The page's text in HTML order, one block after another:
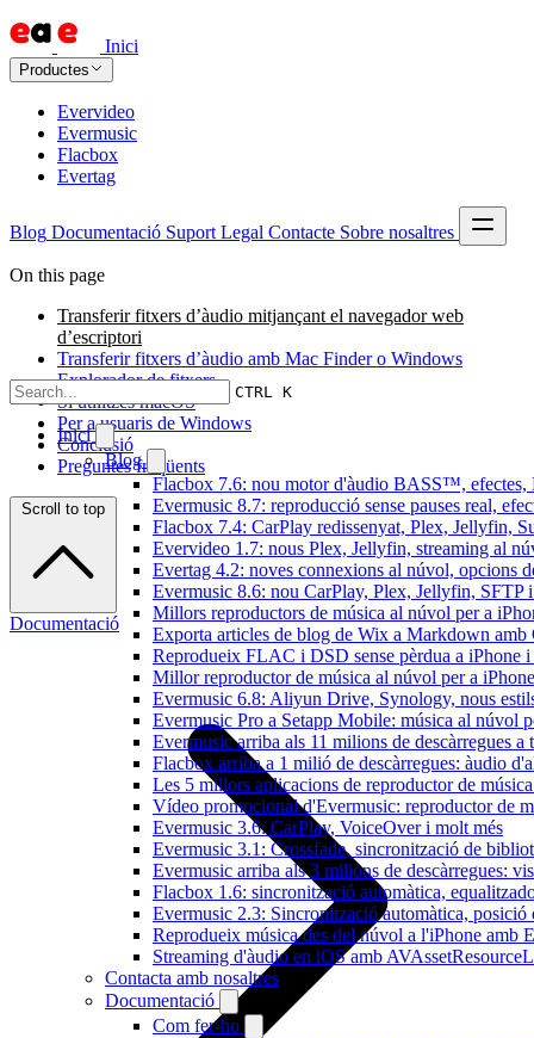
Inici
Productes
Evervideo
Evermusic
Flacbox
Evertag
Blog Documentació Suport Legal Contacte Sobre nosaltres
CTRL K
Inici
Blog
Flacbox 7.6: nou motor d'àudio BASS™, efectes,
Evermusic 8.7: reproducció sense pauses real,
Flacbox 7.4: CarPlay redissenyat, Plex, Jellyfin,
Evervideo 1.7: nous Plex, Jellyfin, streaming al
Evertag 4.2: noves connexions al núvol, opcions
Evermusic 8.6: nou CarPlay, Plex, Jellyfin, SFTP
Millors reproductors de música al núvol per a
Exporta articles de blog de Wix a Markdown
Reprodueix FLAC i DSD sense pèrdua a iPhone
Millor reproductor de música al núvol per a
Evermusic 6.8: Aliyun Drive, Synology, nous
Evermusic Pro a Setapp Mobile: música al núvol
Evermusic arriba als 11 milions de descàrregues a
Flacbox arriba a 1 milió de descàrregues: àudio
Les 5 millors aplicacions de reproductor de
Vídeo promocional d'Evermusic: reproductor de
Evermusic 3.6: CarPlay, VoiceOver i molt més
Evermusic 3.1: Crossfade, sincronització de
Evermusic arriba als 3 milions de descàrregues:
Flacbox 1.6: sincronització automàtica,
Evermusic 2.3: Sincronització automàtica, posició
Reprodueix música des del núvol a l'iPhone amb
Streaming d'àudio en iOS amb
Contacta amb nosaltres
Documentació
Com fer-ho
On this page
Transferir fitxers d’àudio mitjançant el navegador web
d’escriptori
Transferir fitxers d’àudio amb Mac Finder o Windows
Explorador de fitxers
Si utilitzes macOS
Per a usuaris de Windows
Conclusió
Preguntes freqüents
Scroll to top
Documentació